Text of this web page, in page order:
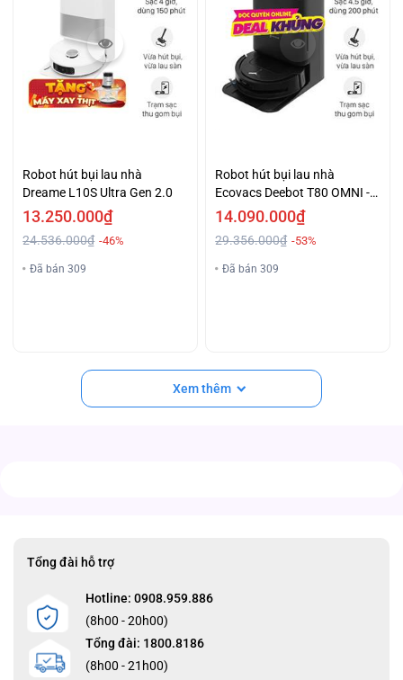
Robot hút bụi lau nhà
Dreame L10S Ultra Gen 2.0
13.250.000₫
24.536.000₫ -46%
Đã bán 309
Robot hút bụi lau nhà
Ecovacs Deebot T80 OMNI -
Đen
14.090.000₫
29.356.000₫ -53%
Đã bán 309
Xem thêm
Tổng đài hỗ trợ
Hotline: 0908.959.886
(8h00 - 20h00)
Tổng đài: 1800.8186
(8h00 - 21h00)